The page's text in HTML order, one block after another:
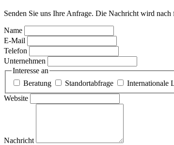
Senden Sie uns Ihre Anfrage. Die Nachricht wird
Name
E-Mail
Telefon
Unternehmen
Interesse an
Beratung
Standortabfrage
Internationale
Website
Nachricht